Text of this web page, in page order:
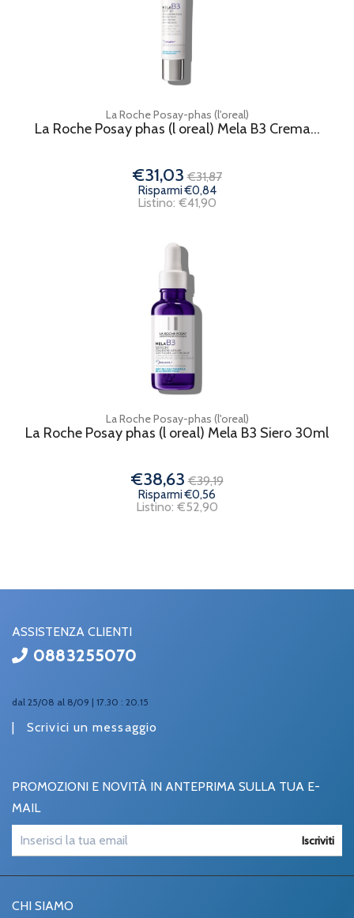
La Roche Posay-phas (l'oreal)
La Roche Posay phas (l oreal) Mela B3 Crema...
€31,03 €31,87
Risparmi €0,84
Listino: €41,90
La Roche Posay-phas (l'oreal)
La Roche Posay phas (l oreal) Mela B3 Siero 30ml
€38,63 €39,19
Risparmi €0,56
Listino: €52,90
ASSISTENZA CLIENTI
0883255070
dal 25/08 al 8/09 | 17.30 : 20.15
| Scrivici un messaggio
PROMOZIONI E NOVITÀ IN ANTEPRIMA SULLA TUA E-
MAIL
Iscriviti
CHI SIAMO